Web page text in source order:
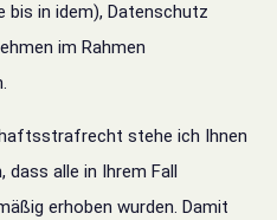
bis in idem), Datenschutz
im Rahmen
stehe ich Ihnen
dass alle in Ihrem Fall
erhoben wurden. Damit